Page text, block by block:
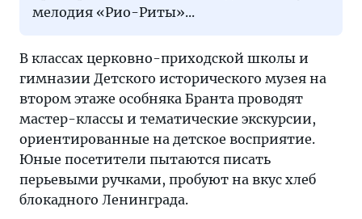
мелодия «Рио-Риты»...
В классах церковно-приходской школы и
гимназии Детского исторического музея на
втором этаже особняка Бранта проводят
мастер-классы и тематические экскурсии,
ориентированные на детское восприятие.
Юные посетители пытаются писать
перьевыми ручками, пробуют на вкус хлеб
блокадного Ленинграда.